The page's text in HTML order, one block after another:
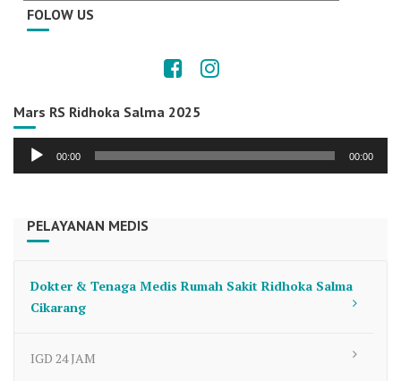
FOLOW US
Mars RS Ridhoka Salma 2025
Audio
00:00 00:00
PELAYANAN MEDIS
Dokter & Tenaga Medis Rumah Sakit Ridhoka Salma
Cikarang
IGD 24 JAM